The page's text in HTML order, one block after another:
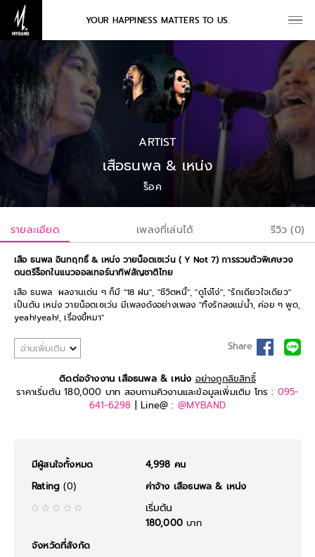
YOUR HAPPINESS MATTERS TO US.
ARTIST
เสือธนพล & เหน่ง
ร็อค
รายละเอียด เพลงที่เล่นได้ รีวิว (0)
เสือ ธนพล อินทฤทธิ์ & เหน่ง วายน็อตเซเว่น ( Y Not 7) การรวมตัวพิเศษวง
ดนตรีร็อกในแนวออลเทอร์นาทิฟสัญชาติไทย
เสือ ธนพล ผลงานเด่น ๆ ก็มี "18 ฝน", "ชีวิตหนี้", "ดูโง่โง่", "รักเดียวใจเดียว"
เป็นต้น เหน่ง วายน็อตเซเว่น มีเพลงดังอย่างเพลง "ทิ้งรักลงแม่น้ำ, ค่อย ๆ พูด,
yeah!yeah!, เรื่องขี้หมา"
หากคุณกำลังมองหาความสนุกเเบบร็อคๆให้งานของคุณล่ะก็...เสือ ธนพล &
เหน่ง Y not 7 ช่วยคุณได้!
อ่านเพิ่มเติม Share
ติดต่อจ้างงาน เสือธนพล & เหน่ง อย่างถูกลิขสิทธิ์
ราคาเริ่มต้น 180,000 บาท สอบถามคิวงานและข้อมูลเพิ่มเติม โทร : 095-
641-6298 | Line@ : @MYBAND
มีผู้สนใจทั้งหมด
4,998 คน
Rating (0) ค่าจ้าง เสือธนพล & เหน่ง
เริ่มต้น
180,000 บาท
จังหวัดที่สังกัด